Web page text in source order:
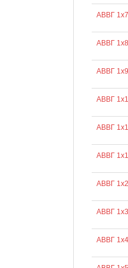
АВВГ
АВВГ
АВВГ
АВВГ
АВВГ
АВВГ
АВВГ
АВВГ
АВВГ